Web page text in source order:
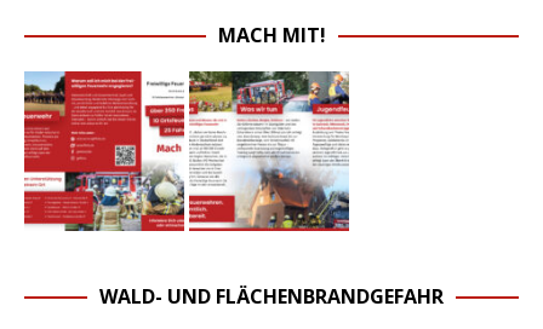
MACH MIT!
WALD- UND FLÄCHENBRANDGEFAHR